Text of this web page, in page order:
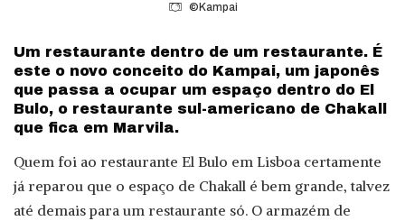
©Kampai
Um restaurante dentro de um restaurante. É
este o novo conceito do Kampai, um japonês
que passa a ocupar um espaço dentro do El
Bulo, o restaurante sul-americano de Chakall
que fica em Marvila.
Quem foi ao restaurante El Bulo em Lisboa certamente
já reparou que o espaço de Chakall é bem grande, talvez
até demais para um restaurante só. O armazém de